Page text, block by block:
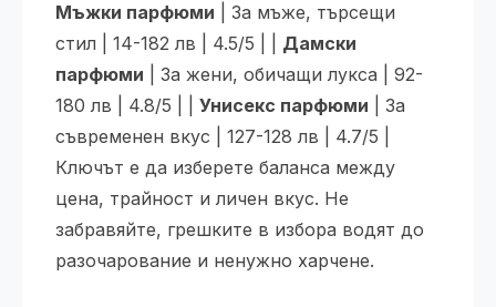
Мъжки парфюми | За мъже, търсещи
стил | 14-182 лв | 4.5/5 | | Дамски
парфюми | За жени, обичащи лукса | 92-
180 лв | 4.8/5 | | Унисекс парфюми | За
съвременен вкус | 127-128 лв | 4.7/5 |
Ключът е да изберете баланса между
цена, трайност и личен вкус. Не
забравяйте, грешките в избора водят до
разочарование и ненужно харчене.